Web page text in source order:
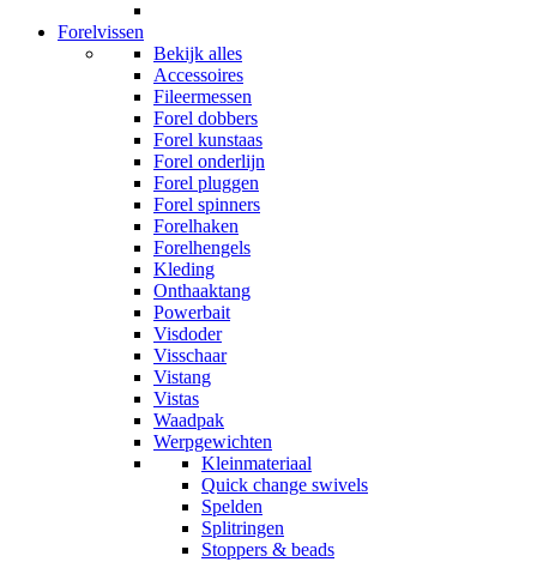
Forelvissen
Bekijk alles
Accessoires
Fileermessen
Forel dobbers
Forel kunstaas
Forel onderlijn
Forel pluggen
Forel spinners
Forelhaken
Forelhengels
Kleding
Onthaaktang
Powerbait
Visdoder
Visschaar
Vistang
Vistas
Waadpak
Werpgewichten
Kleinmateriaal
Quick change swivels
Spelden
Splitringen
Stoppers & beads